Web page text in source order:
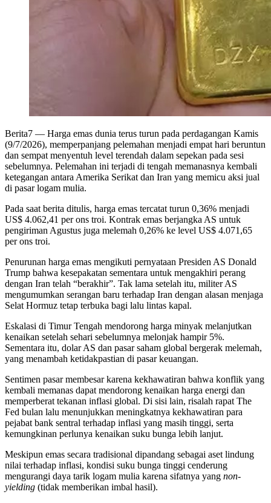
Berita7 — Harga emas dunia terus turun pada perdagangan Kamis
(9/7/2026), memperpanjang pelemahan menjadi empat hari beruntun
dan sempat menyentuh level terendah dalam sepekan pada sesi
sebelumnya. Pelemahan ini terjadi di tengah memanasnya kembali
ketegangan antara Amerika Serikat dan Iran yang memicu aksi jual
di pasar logam mulia.
Pada saat berita ditulis, harga emas tercatat turun 0,36% menjadi
US$ 4.062,41 per ons troi. Kontrak emas berjangka AS untuk
pengiriman Agustus juga melemah 0,26% ke level US$ 4.071,65
per ons troi.
Penurunan harga emas mengikuti pernyataan Presiden AS Donald
Trump bahwa kesepakatan sementara untuk mengakhiri perang
dengan Iran telah “berakhir”. Tak lama setelah itu, militer AS
mengumumkan serangan baru terhadap Iran dengan alasan menjaga
Selat Hormuz tetap terbuka bagi lalu lintas kapal.
Eskalasi di Timur Tengah mendorong harga minyak melanjutkan
kenaikan setelah sehari sebelumnya melonjak hampir 5%.
Sementara itu, dolar AS dan pasar saham global bergerak melemah,
yang menambah ketidakpastian di pasar keuangan.
Sentimen pasar membesar karena kekhawatiran bahwa konflik yang
kembali memanas dapat mendorong kenaikan harga energi dan
memperberat tekanan inflasi global. Di sisi lain, risalah rapat The
Fed bulan lalu menunjukkan meningkatnya kekhawatiran para
pejabat bank sentral terhadap inflasi yang masih tinggi, serta
kemungkinan perlunya kenaikan suku bunga lebih lanjut.
Meskipun emas secara tradisional dipandang sebagai aset lindung
nilai terhadap inflasi, kondisi suku bunga tinggi cenderung
mengurangi daya tarik logam mulia karena sifatnya yang non-
yielding (tidak memberikan imbal hasil).